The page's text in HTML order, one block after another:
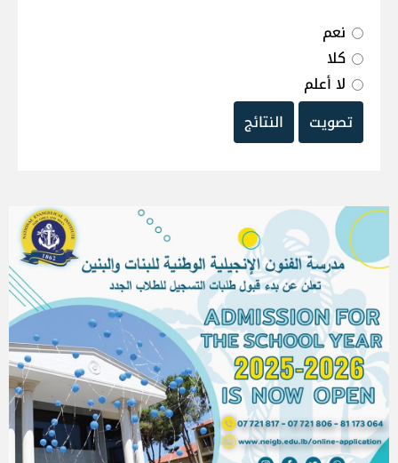
نعم
كلا
لا أعلم
تصويت
النتائج